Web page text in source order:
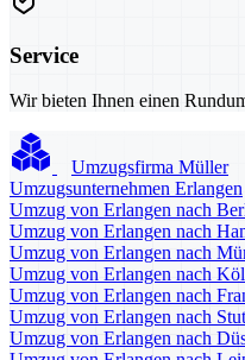
Service
Wir bieten Ihnen einen
Umzugsfirma Müller
Umzugsunternehmen Erlangen
Umzug von Erlangen nach
Umzug von Erlangen nach
Umzug von Erlangen nach
Umzug von Erlangen nach
Umzug von Erlangen nach
Umzug von Erlangen nach
Umzug von Erlangen nach